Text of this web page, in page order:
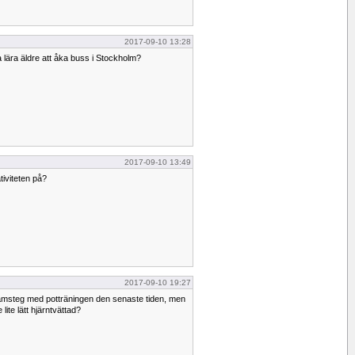
2017-09-10 13:28
äldre att åka buss i Stockholm?
2017-09-10 13:49
på?
2017-09-10 19:27
med potträningen den senaste tiden, men
lite lätt hjärntvättad?